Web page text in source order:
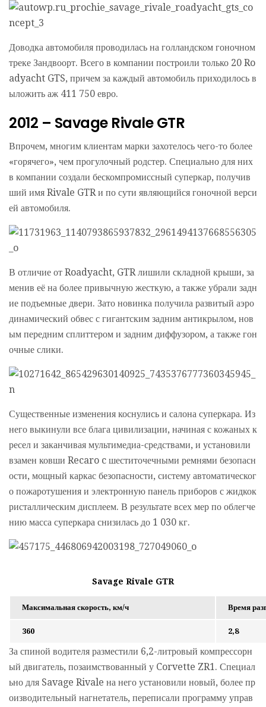
Доводка автомобиля проводилась на голландском гоночном
треке Зандвоорт. Всего в компании построили только 20 Ro
adyacht GTS, причем за каждый автомобиль приходилось в
ыложить аж 411 750 евро.
2012 – Savage Rivale GTR
Впрочем, многим клиентам марки захотелось чего-то более
«горячего», чем прогулочный родстер. Специально для них
в компании создали бескомпромиссный суперкар, получив
ший имя Rivale GTR и по сути являющийся гоночной верси
ей автомобиля.
В отличие от Roadyacht, GTR лишили складной крыши, за
менив её на более привычную жесткую, а также убрали задн
ие подъемные двери. Зато новинка получила развитый аэро
динамический обвес с гигантским задним антикрылом, нов
ым передним сплиттером и задним диффузором, а также гон
очные слики.
Существенные изменения коснулись и салона суперкара. Из
него выкинули все блага цивилизации, начиная с кожаных к
ресел и заканчивая мультимедиа-средствами, и установили
взамен ковши Recaro c шеститочечными ремнями безопасн
ости, мощный каркас безопасности, систему автоматическог
о пожаротушения и электронную панель приборов с жидкок
ристаллическим дисплеем. В результате всех мер по облегче
нию масса суперкара снизилась до 1 030 кг.
Savage Rivale GTR
Максимальная скорость, км/ч Время
360 2,8
За спиной водителя разместили 6,2-литровый компрессорн
ый двигатель, позаимствованный у Corvette ZR1. Специал
ьно для Savage Rivale на него установили новый, более пр
оизводительный нагнетатель, переписали программу управ